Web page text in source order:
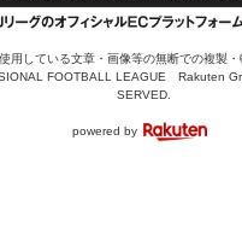
用している文章・画像等の無断での複製・
FOOTBALL LEAGUE Rakuten
SERVED.
powered by